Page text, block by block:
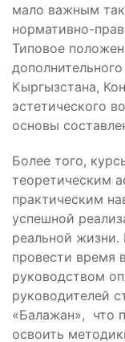
мало важным
нормативно-
Типовое
Кыргызстана,
эстетического
основы
Более того,
теоретическим
практическим
успешной
реальной жизни.
провести время
руководством
руководителей
«Балажан», что
освоить